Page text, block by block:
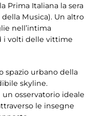
Prima Italiana la sera
Musica). Un altro
nell’intima
i volti delle vittime
spazio urbano della
skyline.
osservatorio ideale
le insegne